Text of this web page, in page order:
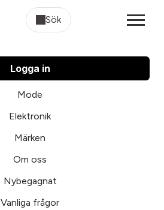
Sök
Logga in
Mode
Elektronik
Märken
Om oss
Nybegagnat
Vanliga frågor